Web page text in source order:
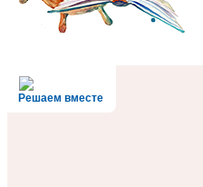
Решаем вместе